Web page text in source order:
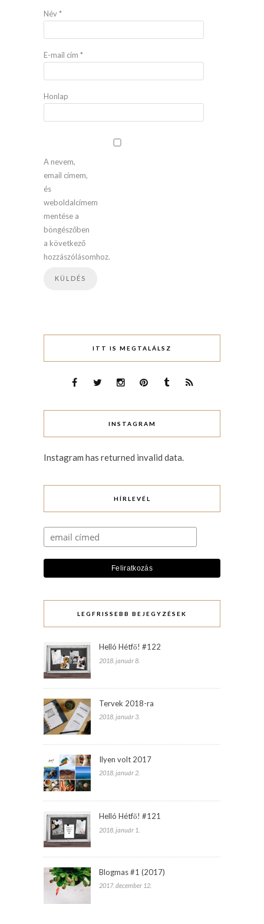
Név*
E-mail cím *
Honlap
A nevem,
email címem,
és
weboldalcímem
mentése a
böngészőben
a következő
hozzászólásomhoz.
ITT IS MEGTALÁLSZ
INSTAGRAM
Instagram has returned invalid data.
HÍRLEVÉL
LEGFRISSEBB BEJEGYZÉSEK
Helló Hétfő! #122
2018. január 8.
Tervek 2018-ra
2018. január 3.
Ilyen volt 2017
2018. január 2.
Helló Hétfő! #121
2018. január 1.
Blogmas #1 (2017)
2017. december 12.